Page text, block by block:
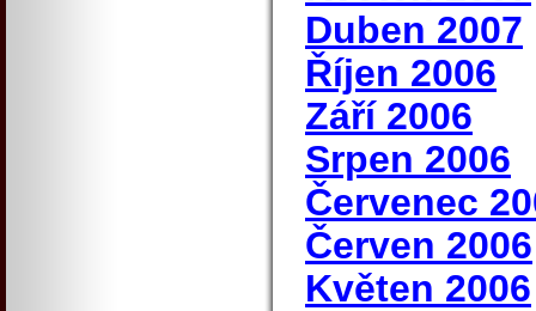
Duben 2007
Říjen 2006
Září 2006
Srpen 2006
Červenec
Červen 2006
Květen 2006